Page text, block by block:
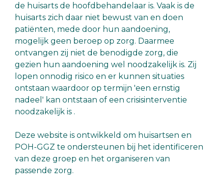
de huisarts de hoofdbehandelaar is. Vaak is de
huisarts zich daar niet bewust van en doen
patiënten, mede door hun aandoening,
mogelijk geen beroep op zorg. Daarmee
ontvangen zij niet de benodigde zorg, die
gezien hun aandoening wel noodzakelijk is. Zij
lopen onnodig risico en er kunnen situaties
ontstaan waardoor op termijn 'een ernstig
nadeel' kan ontstaan of een crisisinterventie
noodzakelijk is .
Deze website is ontwikkeld om huisartsen en
POH-GGZ te ondersteunen bij het identificeren
van deze groep en het organiseren van
passende zorg.